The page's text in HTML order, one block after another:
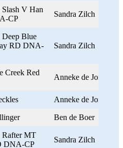
V Han
CP
Sandra Zilch
Blue
RD DNA-
Sandra Zilch
Creek Red
Anneke de Jong
Anneke de Jong
Ben de Boer
MT
DNA-CP
Sandra Zilch